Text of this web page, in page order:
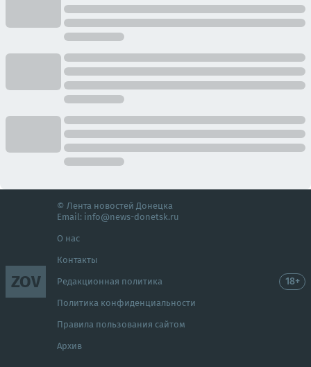
ZOV
© Лента новостей Донецка
Email: info@news-donetsk.ru
О нас
Контакты
Редакционная политика
Политика конфиденциальности
Правила пользования сайтом
Архив
18+